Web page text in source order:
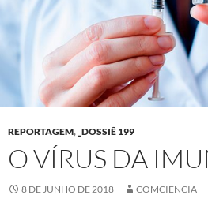
REPORTAGEM, _DOSSIÊ 199
O VÍRUS DA
8 DE JUNHO DE 2018 COMCIENCIA